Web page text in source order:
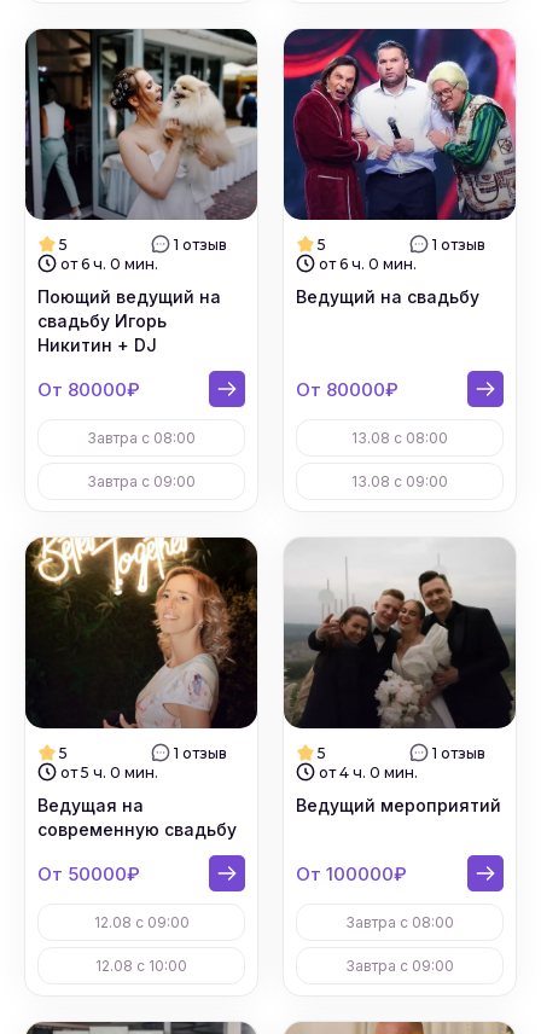
5
1 отзыв
от 6 ч. 0 мин.
Поющий ведущий на
свадьбу Игорь
Никитин + DJ
От 80000₽
Завтра с 08:00
Завтра с 09:00
5
1 отзыв
от 6 ч. 0 мин.
Ведущий на свадьбу
От 80000₽
13.08 с 08:00
13.08 с 09:00
5
1 отзыв
от 5 ч. 0 мин.
Ведущая на
современную свадьбу
От 50000₽
12.08 с 09:00
12.08 с 10:00
5
1 отзыв
от 4 ч. 0 мин.
Ведущий мероприятий
От 100000₽
Завтра с 08:00
Завтра с 09:00